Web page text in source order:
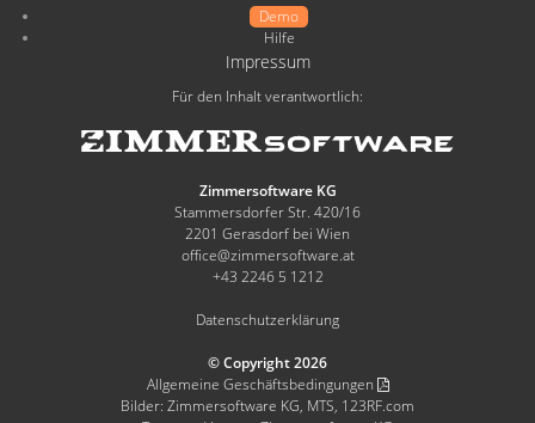
Demo
Hilfe
Impressum
Für den Inhalt verantwortlich:
Zimmersoftware KG
Stammersdorfer Str. 420/16
2201 Gerasdorf bei Wien
office@zimmersoftware.at
+43 2246 5 1212
Datenschutzerklärung
© Copyright 2026
Allgemeine Geschäftsbedingungen
Bilder: Zimmersoftware KG, MTS, 123RF.com